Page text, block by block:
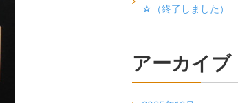
☆（終了しました）
アーカイブ